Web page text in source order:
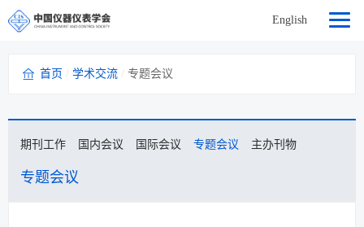
English
首页 学术交流 专题会议
期刊工作 国内会议 国际会议 专题会议 主办刊物
专题会议